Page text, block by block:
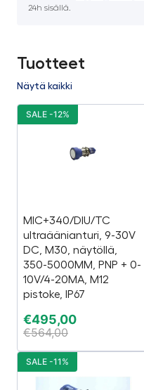
24h sisällä.
Tuotteet
Näytä kaikki
MIC+340/DIU/TC
ultraäänianturi, 9-30V
DC, M30, näytöllä,
350-5000MM, PNP + 0-
10V/4-20MA, M12
pistoke, IP67
€495,00
€564,00
SALE -12%
SALE -11%